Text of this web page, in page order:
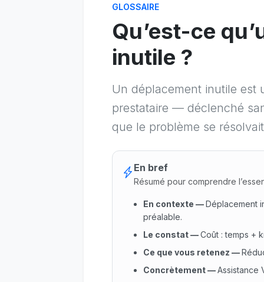
GLOSSAIRE
Qu’est-ce
inutile ?
Un déplacement inutile
prestataire — déclenché
que le problème se
En bref
Résumé pour comprendre
En contexte —Déplacement
préalable.
Le constat—Coût : temps +
Ce que vous retenez —
Concrètement—Assistance